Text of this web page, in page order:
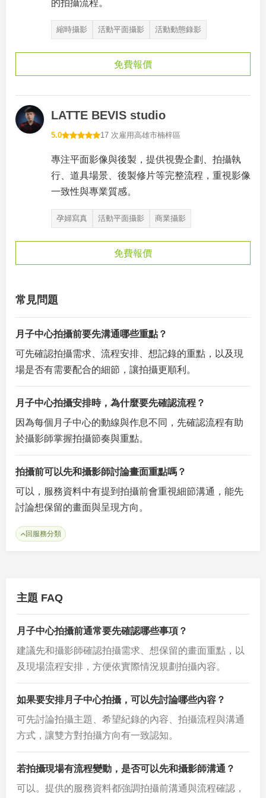
的拍攝流程。
縮時攝影 活動平面攝影 活動動態錄影
免費報價
LATTE BEVIS studio
5.0 17 次雇用高雄市楠梓區
專注平面影像與後製，提供視覺企劃、拍攝執
行、道具場景、後製修片等完整流程，重視影像
一致性與專業質感。
孕婦寫真 活動平面攝影 商業攝影
免費報價
常見問題
月子中心拍攝前要先溝通哪些重點？
可先確認拍攝需求、流程安排、想記錄的重點，以及現
場是否有需要配合的細節，讓拍攝更順利。
月子中心拍攝安排時，為什麼要先確認流程？
因為每個月子中心的動線與作息不同，先確認流程有助
於攝影師掌握拍攝節奏與重點。
拍攝前可以先和攝影師討論畫面重點嗎？
可以，服務資料中有提到拍攝前會重視細節溝通，能先
討論想保留的畫面與呈現方向。
回服務分類
主題 FAQ
月子中心拍攝前通常要先確認哪些事項？
建議先和攝影師確認拍攝需求、想保留的畫面重點，以
及現場流程安排，方便依實際情況規劃拍攝內容。
如果要安排月子中心拍攝，可以先討論哪些內容？
可先討論拍攝主題、希望紀錄的內容、拍攝流程與溝通
方式，讓雙方對拍攝方向有一致認知。
若拍攝現場有流程變動，是否可以先和攝影師溝通？
可以。提供的服務資料都強調拍攝前溝通與流程確認，